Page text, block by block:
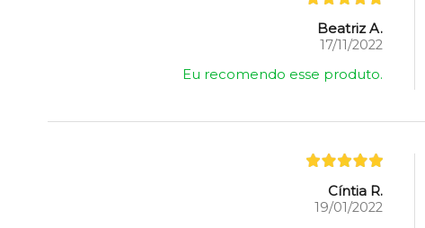
Beatriz A.
17/11/2022
Eu recomendo esse produto.
Cíntia R.
19/01/2022